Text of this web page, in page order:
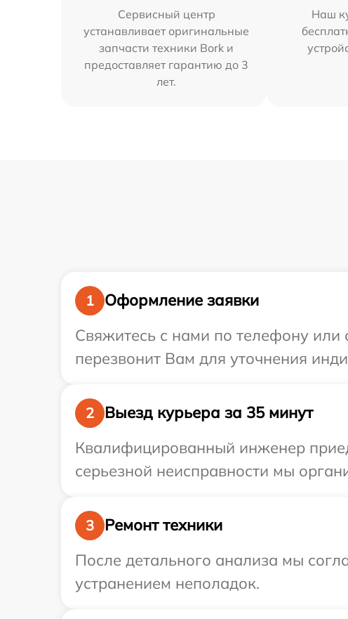
Сервисный центр
устанавливает оригинальные
запчасти техники Bork и
предоставляет гарантию до 3
лет.
Наш
1
Оформление заявки
Свяжитесь с нами по телефону или
перезвонит Вам для уточнения
2
Выезд курьера за 35 минут
Квалифицированный инженер
серьезной неисправности мы
3
Ремонт техники
После детального анализа мы
устранением неполадок.